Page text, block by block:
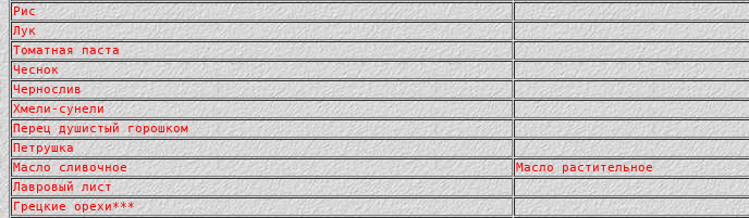
Рис
Лук
Томатная паста
Чеснок
Чернослив
Хмели-сунели
Перец душистый горошком
Петрушка
Масло сливочное
Масло растительное
Лавровый лист
Грецкие орехи***